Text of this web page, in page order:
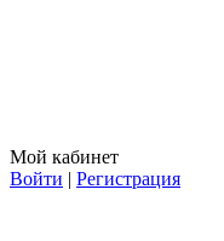
Мой кабинет
Войти | Регистрация